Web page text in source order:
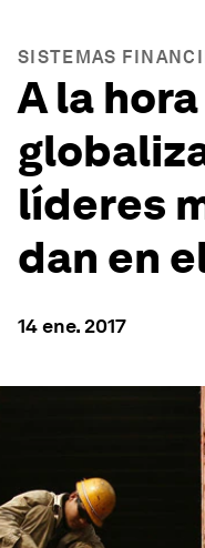
SISTEMAS
A la
líderes
dan en
14 ene. 2017